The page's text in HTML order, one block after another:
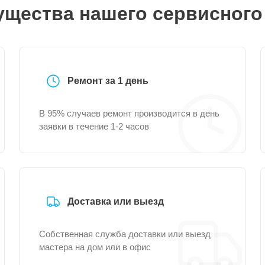
нашего
Ремонт за 1 день
В 95% случаев ремонт производится в день
заявки в течение 1-2 часов
Доставка или выезд
Собственная служба доставки или выезд
мастера на дом или в офис